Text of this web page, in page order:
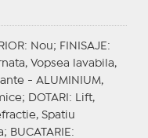
: Nou; FINISAJE :
Vopsea lavabila,
- ALUMINIUM,
DOTARI : Lift,
Spatiu
BUCATARIE :